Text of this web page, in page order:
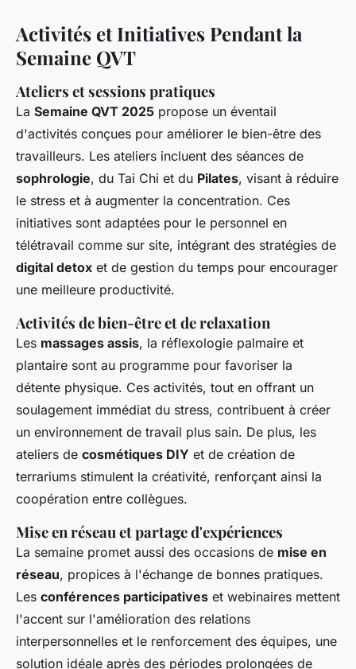
Activités et Initiatives Pendant la
Semaine QVT
Ateliers et sessions pratiques
La Semaine QVT 2025 propose un éventail
d'activités conçues pour améliorer le bien-être des
travailleurs. Les ateliers incluent des séances de
sophrologie, du Tai Chi et du Pilates, visant à réduire
le stress et à augmenter la concentration. Ces
initiatives sont adaptées pour le personnel en
télétravail comme sur site, intégrant des stratégies de
digital detox et de gestion du temps pour encourager
une meilleure productivité.
Activités de bien-être et de relaxation
Les massages assis, la réflexologie palmaire et
plantaire sont au programme pour favoriser la
détente physique. Ces activités, tout en offrant un
soulagement immédiat du stress, contribuent à créer
un environnement de travail plus sain. De plus, les
ateliers de cosmétiques DIY et de création de
terrariums stimulent la créativité, renforçant ainsi la
coopération entre collègues.
Mise en réseau et partage d'expériences
La semaine promet aussi des occasions de mise en
réseau, propices à l'échange de bonnes pratiques.
Les conférences participatives et webinaires mettent
l'accent sur l'amélioration des relations
interpersonnelles et le renforcement des équipes, une
solution idéale après des périodes prolongées de